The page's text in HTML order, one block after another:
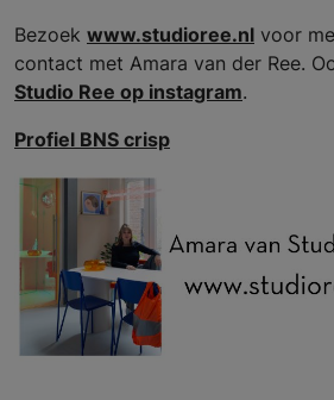
Bezoek www.studioree.nl voor
contact met Amara van der Ree.
Studio Ree op instagram.
Profiel BNS crisp